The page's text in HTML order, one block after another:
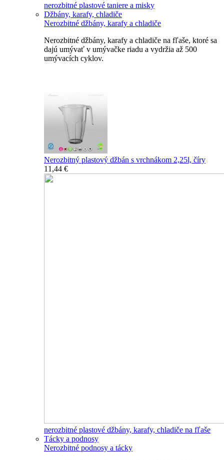
nerozbitné plastové taniere a misky
Džbány, karafy, chladiče
Nerozbitné džbány, karafy a chladiče
Nerozbitné džbány, karafy a chladiče na fľaše, ktoré sa
dajú umývať v umývačke riadu a vydržia až 500
umývacích cyklov.
Nerozbitný plastový džbán s vrchnákom 2,25l, číry
11,44 €
nerozbitné plastové džbány, karafy, chladiče na fľaše
Tácky a podnosy
Nerozbitné podnosy a tácky